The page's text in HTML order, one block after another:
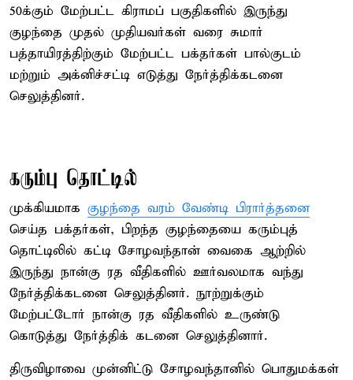
50க்கும் மேற்பட்ட கிராமப் பகுதிகளில் இருந்து
குழந்தை முதல் முதியவர்கள் வரை சுமார்
பத்தாயிரத்திற்கும் மேற்பட்ட பக்தர்கள் பால்குடம்
மற்றும் அக்னிச்சட்டி எடுத்து நேர்த்திக்கடனை
செலுத்தினர்.
கரும்பு தொட்டில்
முக்கியமாக குழந்தை வரம் வேண்டி பிரார்த்தனை
செய்த பக்தர்கள், பிறந்த குழந்தையை கரும்புத்
தொட்டிலில் கட்டி சோழவந்தான் வைகை ஆற்றில்
இருந்து நான்கு ரத வீதிகளில் ஊர்வலமாக வந்து
நேர்த்திக்கடனை செலுத்தினர். நூற்றுக்கும்
மேற்பட்டோர் நான்கு ரத வீதிகளில் உருண்டு
கொடுத்து நேர்த்திக் கடனை செலுத்தினார்.
திருவிழாவை முன்னிட்டு சோழவந்தானில் பொதுமக்கள்